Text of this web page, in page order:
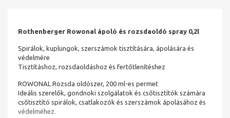
Rothenberger Rowonal ápoló és rozsdaoldó spray 0,2l
Spirálok, kuplungok, szerszámok tisztítására, ápolására és
védelmére
Tisztításhoz, rozsdaoldáshoz és fertőtlenítéshez
ROWONAL Rozsda oldószer, 200 ml-es permet
Ideális szerelők, gondnoki szolgálatok és csőtisztítók számára
csőtisztító spirálok, csatlakozók és szerszámok ápolásához és
védelméhez.